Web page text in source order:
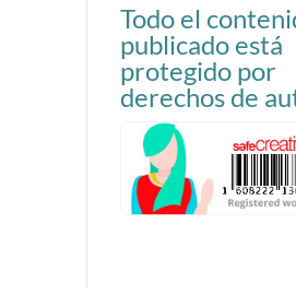
blog
Todo el
publicado está
protegido por
derechos de